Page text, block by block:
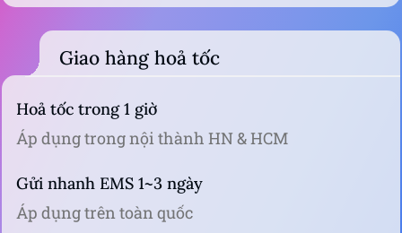
Giao hàng hoả tốc
Hoả tốc trong 1 giờ
Áp dụng trong nội thành HN & HCM
Gửi nhanh EMS 1~3 ngày
Áp dụng trên toàn quốc